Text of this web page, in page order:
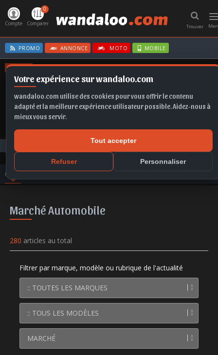
Votre expérience sur wandaloo.com
wandaloo.com utilise des cookies pour vous offrir le contenu
adapté et la meilleure expérience utilisateur possible. Aidez-nous à
mieux vous servir.
Tout accepter
Refuser Personnaliser
Trouver
Compte
0
Comparer
PROMO ANNONCE MOTO MOBILE
OFFRES
FORMENTOR IBIZA
Marché Automobile
ACTU VIDEO PHOTO AVIS COMPARER
Marché Automobile
280 articles au total
Filtrer par marque, modèle ou rubrique de l'actualité